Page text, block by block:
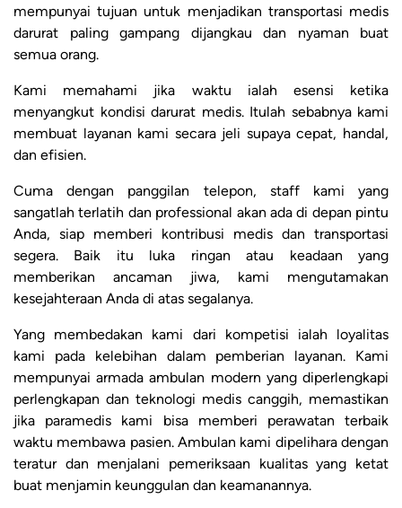
mempunyai tujuan untuk menjadikan transportasi medis
darurat paling gampang dijangkau dan nyaman buat
semua orang.
Kami memahami jika waktu ialah esensi ketika
menyangkut kondisi darurat medis. Itulah sebabnya kami
membuat layanan kami secara jeli supaya cepat, handal,
dan efisien.
Cuma dengan panggilan telepon, staff kami yang
sangatlah terlatih dan professional akan ada di depan pintu
Anda, siap memberi kontribusi medis dan transportasi
segera. Baik itu luka ringan atau keadaan yang
memberikan ancaman jiwa, kami mengutamakan
kesejahteraan Anda di atas segalanya.
Yang membedakan kami dari kompetisi ialah loyalitas
kami pada kelebihan dalam pemberian layanan. Kami
mempunyai armada ambulan modern yang diperlengkapi
perlengkapan dan teknologi medis canggih, memastikan
jika paramedis kami bisa memberi perawatan terbaik
waktu membawa pasien. Ambulan kami dipelihara dengan
teratur dan menjalani pemeriksaan kualitas yang ketat
buat menjamin keunggulan dan keamanannya.